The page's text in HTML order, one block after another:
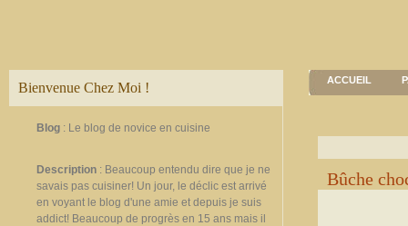
Bienvenue Chez Moi !
Blog : Le blog de novice en cuisine
Description : Beaucoup entendu dire que je ne
savais pas cuisiner! Un jour, le déclic est arrivé
en voyant le blog d'une amie et depuis je suis
addict! Beaucoup de progrès en 15 ans mais il
ACCUEIL
Bûche